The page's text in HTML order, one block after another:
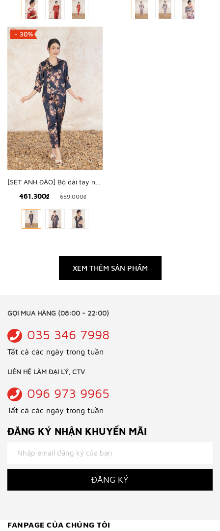
- 30%
461.300₫
659.000₫
XEM THÊM SẢN PHẨM
GỌI MUA HÀNG (08:00 - 22:00)
035 346 7998
Tất cả các ngày trong tuần
LIÊN HỆ LÀM ĐẠI LÝ, CTV
096 973 9965
Tất cả các ngày trong tuần
ĐĂNG KÝ NHẬN KHUYẾN MÃI
ĐĂNG KÝ
FANPAGE CỦA CHÚNG TÔI